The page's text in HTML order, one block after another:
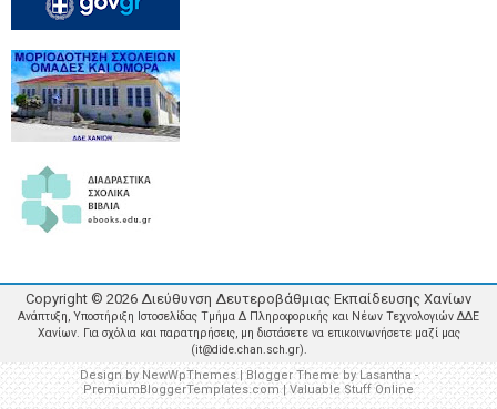
Copyright © 2026 Διεύθυνση Δευτεροβάθμιας Εκπαίδευσης Χανίων
Ανάπτυξη, Υποστήριξη Ιστοσελίδας Τμήμα Δ Πληροφορικής και Νέων Τεχνολογιών ΔΔΕ
Χανίων. Για σχόλια και παρατηρήσεις, μη διστάσετε να επικοινωνήσετε μαζί μας
(it@dide.chan.sch.gr).
Design by NewWpThemes| Blogger Theme by Lasantha-
PremiumBloggerTemplates.com| Valuable Stuff Online